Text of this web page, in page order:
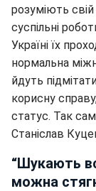
розуміють
суспільні
Україні їх
нормальна
йдуть
корисну
статус. Так
Станіслав
“Шукають
можна